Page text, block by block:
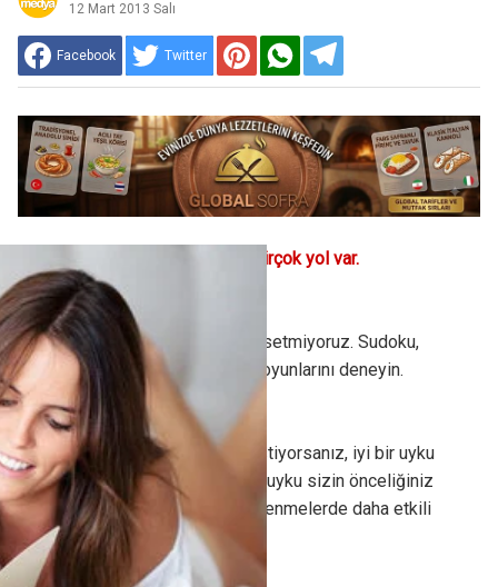
12 Mart 2013 Salı
Facebook Twitter
Zihin gücünüzü artırmak için birçok yol var.
Oyuna ne dersiniz?
Tabiki video oyunlarından bahsetmiyoruz. Sudoku,
bulmaca ve puzzle gibi zeka oyunlarını deneyin.
Uykunuza dikkat!
Eğer zihninizi güçlendirmek istiyorsanız, iyi bir uyku
çekmelisiniz. Yeterli miktarda uyku sizin önceliğiniz
olsun. Gün içerisinde kısa dinlenmelerde daha etkili
çalışmanızı sağlar.